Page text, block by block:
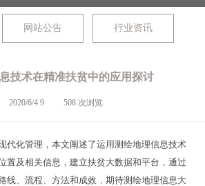
网站公告 行业资讯
技术在精准扶贫中的应用探讨
2020/6/4 9 508 次浏览
代化管理，本文阐述了运用测绘地理信息技术
置及相关信息，建立扶贫大数据和平台，通过
线、流程、方法和成效，期待测绘地理信息大